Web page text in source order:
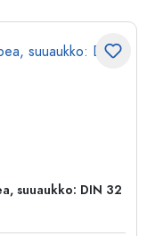
suuaukko: DIN 32